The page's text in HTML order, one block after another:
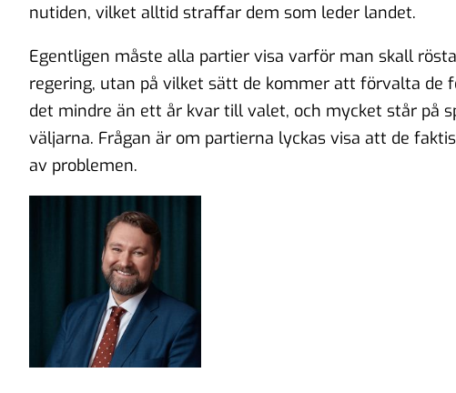
nutiden, vilket alltid straffar dem som leder landet.
Egentligen måste alla partier visa varför man skall
regering, utan på vilket sätt de kommer att förvalta de
det mindre än ett år kvar till valet, och mycket står på
väljarna. Frågan är om partierna lyckas visa att de
av problemen.